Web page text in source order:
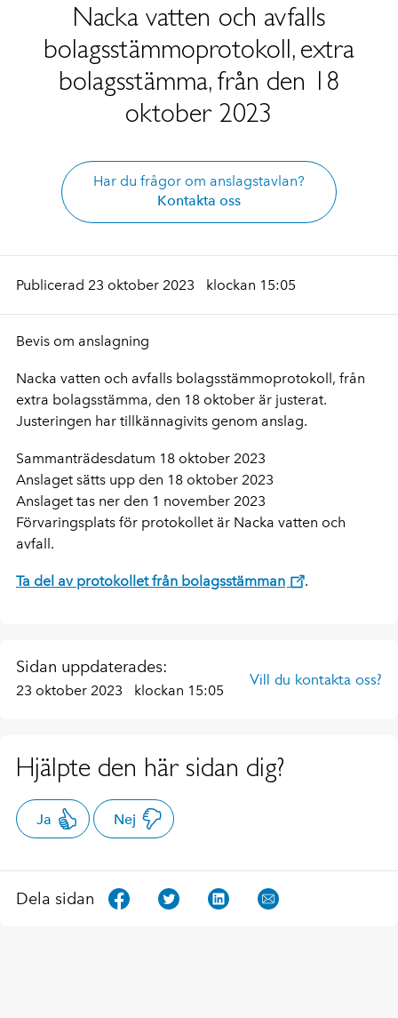
Nacka vatten och avfalls
bolagsstämmoprotokoll, extra
bolagsstämma, från den 18
oktober 2023
Har du frågor om anslagstavlan?
Kontakta oss
Publicerad 23 oktober 2023 klockan 15:05
Bevis om anslagning
Nacka vatten och avfalls bolagsstämmoprotokoll, från
extra bolagsstämma, den 18 oktober är justerat.
Justeringen har tillkännagivits genom anslag.
Sammanträdesdatum 18 oktober 2023
Anslaget sätts upp den 18 oktober 2023
Anslaget tas ner den 1 november 2023
Förvaringsplats för protokollet är Nacka vatten och
avfall.
Ta del av protokollet från bolagsstämman .
Sidan uppdaterades:
23 oktober 2023 klockan 15:05
Vill du kontakta oss?
Hjälpte den här sidan dig?
Ja Nej
Dela sidan